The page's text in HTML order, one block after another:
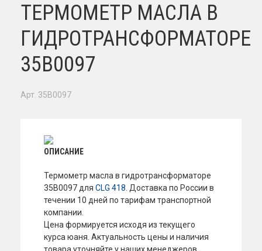
ТЕРМОМЕТР МАСЛА В
ГИДРОТРАНСФОРМАТОРЕ
35B0097
Арт. 35B0097
ОПИСАНИЕ
Термометр масла в гидротрансформаторе
35B0097 для CLG 418 . Доставка по России в
течении 10 дней по тарифам транспортной
компании.
Цена формируется исходя из текущего
курса юаня. Актуальность цены и наличия